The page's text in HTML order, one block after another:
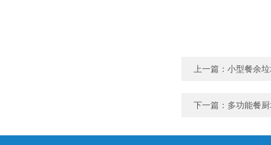
上一篇： 小型餐余
下一篇： 多功能餐